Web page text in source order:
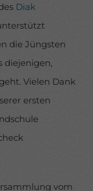
Diak
die Jüngsten
diejenigen,
Vielen Dank
ersten
vom